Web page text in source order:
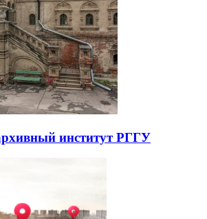
институт РГГУ